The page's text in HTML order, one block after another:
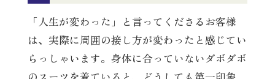
「人生が変わった」と言ってくださるお客様
は、実際に周囲の接し方が変わったと感じてい
らっしゃいます。身体に合っていないダボダボ